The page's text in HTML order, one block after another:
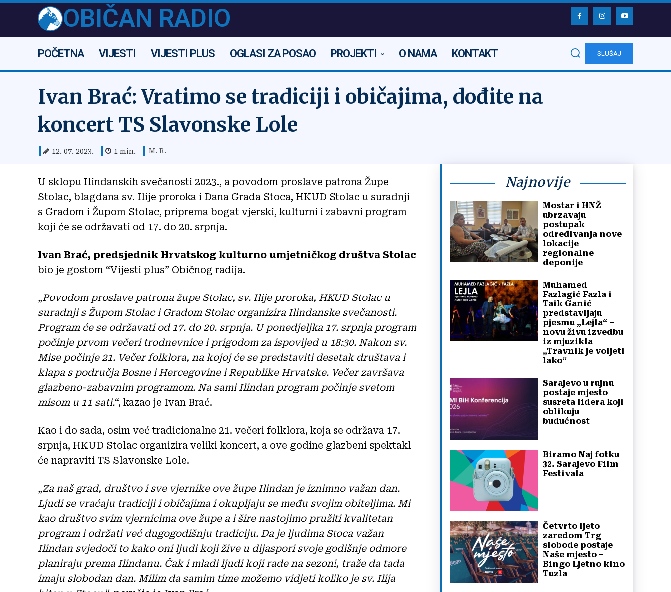
OBIČAN RADIO
POČETNA VIJESTI VIJESTI PLUS OGLASI ZA POSAO PROJEKTI O NAMA KONTAKT SLUŠAJ
Ivan Brać: Vratimo se tradiciji i običajima, dođite na
koncert TS Slavonske Lole
12. 07. 2023. 1 min. M. R.
U sklopu Ilindanskih svečanosti 2023., a povodom proslave patrona Župe
Stolac, blagdana sv. Ilije proroka i Dana Grada Stoca, HKUD Stolac u suradnji
s Gradom i Župom Stolac, priprema bogat vjerski, kulturni i zabavni program
koji će se održavati od 17. do 20. srpnja.
Ivan Brać, predsjednik Hrvatskog kulturno umjetničkog društva Stolac
bio je gostom “Vijesti plus” Običnog radija.
„Povodom proslave patrona župe Stolac, sv. Ilije proroka, HKUD Stolac u
suradnji s Župom Stolac i Gradom Stolac organizira Ilindanske svečanosti.
Program će se održavati od 17. do 20. srpnja. U ponedjeljka 17. srpnja program
počinje prvom večeri trodnevnice i prigodom za ispovijed u 18:30. Nakon sv.
Mise počinje 21. Večer folklora, na kojoj će se predstaviti desetak društava i
klapa s područja Bosne i Hercegovine i Republike Hrvatske. Večer završava
glazbeno-zabavnim programom. Na sami Ilindan program počinje svetom
misom u 11 sati.“, kazao je Ivan Brać.
Kao i do sada, osim već tradicionalne 21. večeri folklora, koja se održava 17.
srpnja, HKUD Stolac organizira veliki koncert, a ove godine glazbeni spektakl
će napraviti TS Slavonske Lole.
„Za naš grad, društvo i sve vjernike ove župe Ilindan je iznimno važan dan.
Ljudi se vraćaju tradiciji i običajima i okupljaju se među svojim obiteljima. Mi
kao društvo svim vjernicima ove župe a i šire nastojimo pružiti kvalitetan
program i održati već dugogodišnju tradiciju. Da je ljudima Stoca važan
Ilindan svjedoči to kako oni ljudi koji žive u dijaspori svoje godišnje odmore
planiraju prema Ilindanu. Čak i mladi ljudi koji rade na sezoni, traže da tada
imaju slobodan dan. Milim da samim time možemo vidjeti koliko je sv. Ilija
Najnovije
Mostar i HNŽ
ubrzavaju
postupak
određivanja nove
lokacije
regionalne
deponije
Muhamed
Fazlagić Fazla i
Taik Ganić
predstavljaju
pjesmu „Lejla“ –
novu živu izvedbu
iz mjuzikla
„Travnik je voljeti
lako“
Sarajevo u rujnu
postaje mjesto
susreta lidera koji
oblikuju
budućnost
Biramo Naj fotku
32. Sarajevo Film
Festivala
Četvrto ljeto
zaredom Trg
slobode postaje
Naše mjesto –
Bingo Ljetno kino
Tuzla